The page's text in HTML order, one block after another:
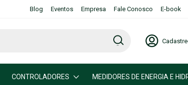
Blog Eventos Empresa Fale Conosco E-book
CONTROLADORES MEDIDORES DE ENERGIA E